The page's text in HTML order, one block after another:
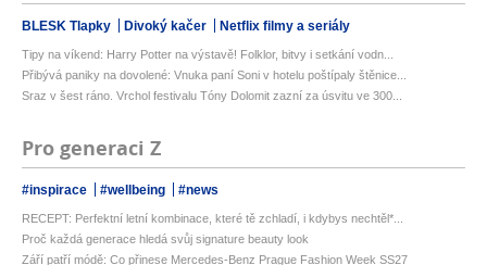
BLESK Tlapky Divoký kačer Netflix filmy a seriály
Tipy na víkend: Harry Potter na výstavě! Folklor, bitvy i setkání vodn...
Přibývá paniky na dovolené: Vnuka paní Soni v hotelu poštípaly štěnice...
Sraz v šest ráno. Vrchol festivalu Tóny Dolomit zazní za úsvitu ve 300...
Pro generaci Z
#inspirace #wellbeing #news
RECEPT: Perfektní letní kombinace, které tě zchladí, i kdybys nechtěl*...
Proč každá generace hledá svůj signature beauty look
Září patří módě: Co přinese Mercedes-Benz Prague Fashion Week SS27